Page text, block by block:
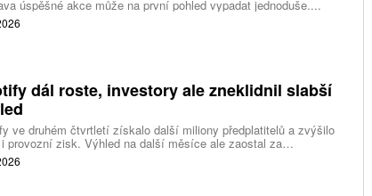
úspěšné akce může na první pohled vypadat jednoduše....
dál roste, investory ale zneklidnil slabší
ve druhém čtvrtletí získalo další miliony předplatitelů a zvýšilo
provozní zisk. Výhled na další měsíce ale zaostal za
a ukázal, že další růst bude vyžadovat vyšší výdaje na
nové služby a umělou inteligenci.